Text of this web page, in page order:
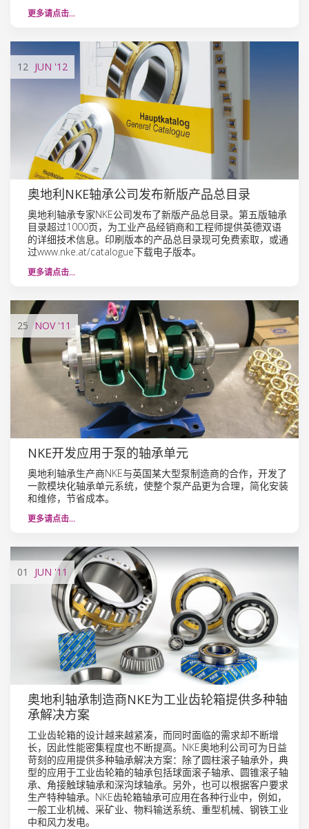
更多请点击…
12 JUN '12
奥地利NKE轴承公司发布新版产品总目录
奥地利轴承专家NKE公司发布了新版产品总目录。第五版轴承
目录超过1000页，为工业产品经销商和工程师提供英德双语
的详细技术信息。印刷版本的产品总目录现可免费索取，或通
过www.nke.at/catalogue下载电子版本。
更多请点击…
25 NOV'11
NKE开发应用于泵的轴承单元
奥地利轴承生产商NKE与英国某大型泵制造商的合作，开发了
一款模块化轴承单元系统，使整个泵产品更为合理，简化安装
和维修，节省成本。
更多请点击…
01 JUN '11
奥地利轴承制造商NKE为工业齿轮箱提供多种轴
承解决方案
工业齿轮箱的设计越来越紧凑，而同时面临的需求却不断增
长，因此性能密集程度也不断提高。NKE奥地利公司可为日益
苛刻的应用提供多种轴承解决方案：除了圆柱滚子轴承外，典
型的应用于工业齿轮箱的轴承包括球面滚子轴承、圆锥滚子轴
承、角接触球轴承和深沟球轴承。另外，也可以根据客户要求
生产特种轴承。NKE齿轮箱轴承可应用在各种行业中，例如，
一般工业机械、采矿业、物料输送系统、重型机械、钢铁工业
中和风力发电。